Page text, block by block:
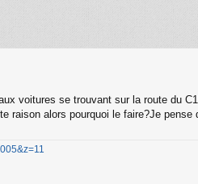
voitures se trouvant sur la route du
alors pourquoi le faire?Je